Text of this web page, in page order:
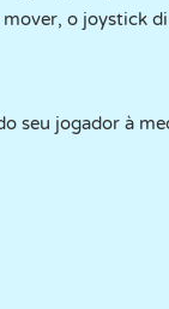
mover, o joystick
seu jogador à